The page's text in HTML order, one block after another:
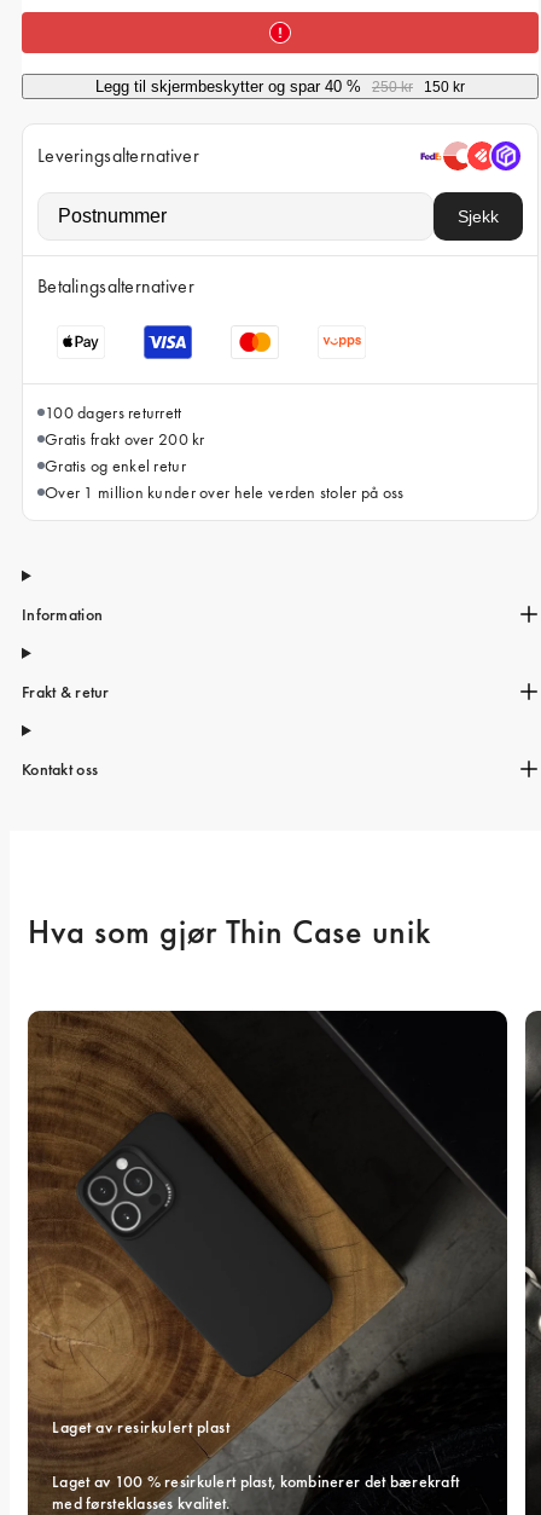
iPhone 15
iPhone 14 Pro
iPhone 14
iPhone 13
Legg til skjermbeskytter og spar 40 % 250 kr 150 kr
Leveringsalternativer
Sjekk
Betalingsalternativer
100 dagers returrett
Gratis frakt over 200 kr
Gratis og enkel retur
Over 1 million kunder over hele verden stoler på oss
Information
Frakt & retur
Kontakt oss
Hva som gjør Thin Case unik
Laget av resirkulert plast
Laget av 100 % resirkulert plast, kombinerer det bærekraft
med førsteklasses kvalitet.